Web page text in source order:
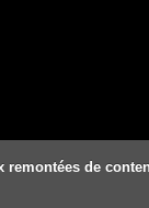
de